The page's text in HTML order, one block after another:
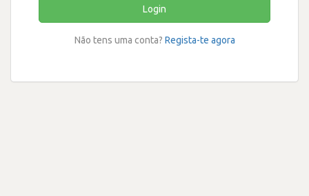
Login
Não tens uma conta? Regista-te agora